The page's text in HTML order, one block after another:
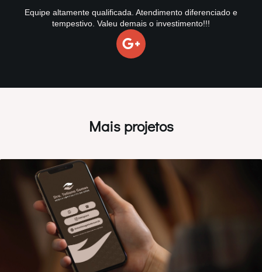
Equipe altamente qualificada. Atendimento diferenciado e
tempestivo. Valeu demais o investimento!!!
Mais projetos